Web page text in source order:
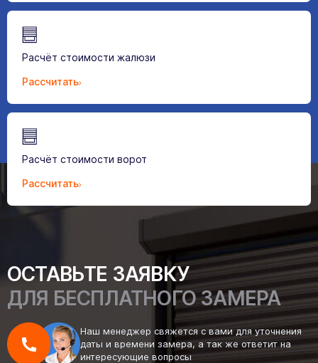
Расчёт стоимости жалюзи
Рассчитать
Расчёт стоимости ворот
Рассчитать
ОСТАВЬТЕ ЗАЯВКУ
ДЛЯ БЕСПЛАТНОГО ЗАМЕРА
Наш менеджер свяжется с вами для уточнения
даты и времени замера, а так же ответит на
интересующие вопросы